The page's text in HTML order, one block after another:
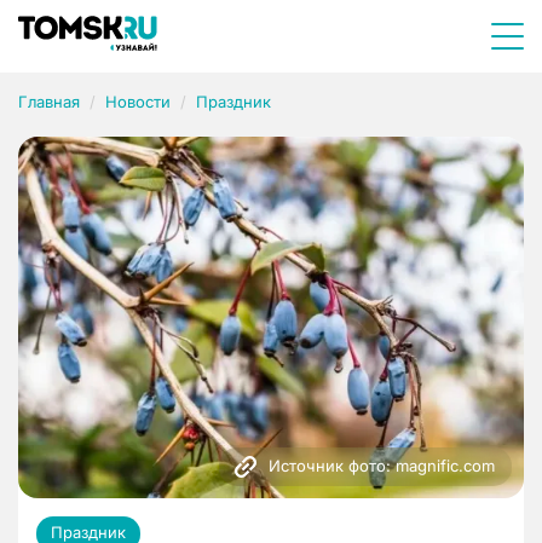
Главная Новости Праздник
Источник фото: magnific.com
Праздник